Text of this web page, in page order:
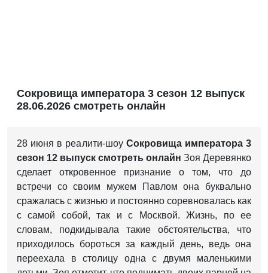
Сокровища императора 3 сезон 12 выпуск
28.06.2026 смотреть онлайн
28 июня в реалити-шоу Сокровища императора 3
сезон 12 выпуск смотреть онлайн Зоя Деревянко
сделает откровенное признание о том, что до
встречи со своим мужем Павлом она буквально
сражалась с жизнью и постоянно соревновалась как
с самой собой, так и с Москвой. Жизнь, по ее
словам, подкидывала такие обстоятельства, что
приходилось бороться за каждый день, ведь она
переехала в столицу одна с двумя маленькими